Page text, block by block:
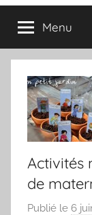
Menu
Activités
de
Publié le 6